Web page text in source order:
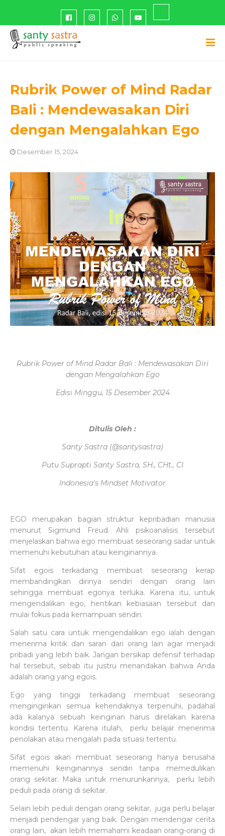
Rubrik Power of Mind Radar
Bali : Mendewasakan Diri
dengan Mengalahkan Ego
Desember 15, 2024
Rubrik Power of Mind Radar Bali : Mendewasakan Diri
dengan Mengalahkan Ego
Edisi Minggu, 15 Desember 2024
Ditulis Oleh :
Santy Sastra (@santysastra)
Putu Suprapti Santy Sastra, SH., CHt., CI
Indonesia's Mindset Motivator
EGO merupakan bagian struktur kepribadian manusia
menurut Sigmund Freud. Ahli psikoanalisis tersebut
menjelaskan bahwa ego membuat seseorang sadar untuk
memenuhi kebutuhan atau keinginannya.
Sifat egois terkadang membuat seseorang kerap
membandingkan dirinya sendiri dengan orang lain
sehingga membuat egonya terluka. Karena itu, untuk
mengendalikan ego, hentikan kebiasaan tersebut dan
mulai fokus pada kemampuan sendiri.
Salah satu cara untuk mengendalikan ego ialah dengan
menerima kritik dan saran dari orang lain agar menjadi
pribadi yang lebih baik. Jangan bersikap defensif terhadap
hal tersebut, sebab itu justru menandakan bahwa Anda
adalah orang yang egois.
Ego yang tinggi terkadang membuat seseorang
menginginkan semua kehendaknya terpenuhi, padahal
ada kalanya sebuah keinginan harus direlakan karena
kondisi tertentu. Karena itulah, perlu belajar menerima
penolakan atau mengalah pada situasi tertentu.
Sifat egois akan membuat seseorang hanya berusaha
memenuhi keinginannya sendiri tanpa memedulikan
orang sekitar. Maka untuk menurunkannya, perlu lebih
peduli pada orang di sekitar.
Selain lebih peduli dengan orang sekitar, juga perlu belajar
menjadi pendengar yang baik. Dengan mendengar cerita
orang lain, akan lebih memahami keadaan orang-orang di